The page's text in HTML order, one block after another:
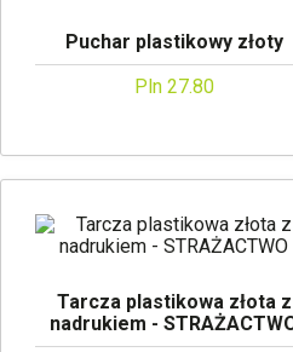
Puchar plastikowy złoty
Pln 27.80
Tarcza plastikowa złota z
nadrukiem -